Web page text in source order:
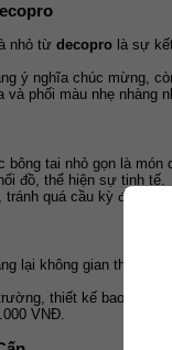
nhỏ từ decopro là sự
ý nghĩa chúc mừng,
và phối màu nhẹ nhàng
tai nhỏ gọn là
đồ, thể hiện sự tinh tế.
quá cầu kỳ để phù
lại không gian thư
thiết kế bao bì sang
VNĐ.